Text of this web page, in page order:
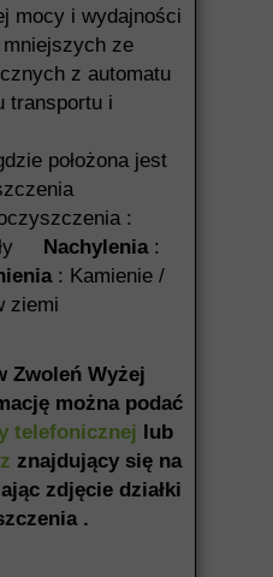
mocy i wydajności
mniejszych ze
z automatu
transportu i
położona jest
:
Nachylenia:
: Kamienie /
ziemi
Zwoleń Wyżej
można podać
telefonicznej lub
znajdujący się na
zdjęcie działki
.